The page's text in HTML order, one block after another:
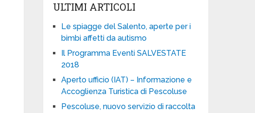
ULTIMI ARTICOLI
Le spiagge del Salento, aperte per i
bimbi affetti da autismo
Il Programma Eventi SALVESTATE
2018
Aperto ufficio (IAT) – Informazione e
Accoglienza Turistica di Pescoluse
Pescoluse, nuovo servizio di raccolta